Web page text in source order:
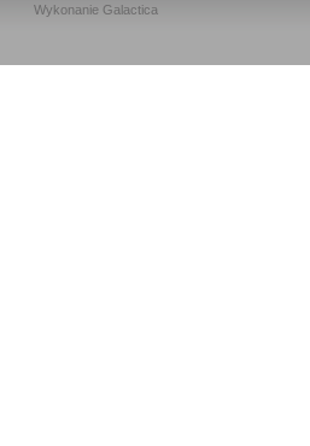
Wykonanie Galactica